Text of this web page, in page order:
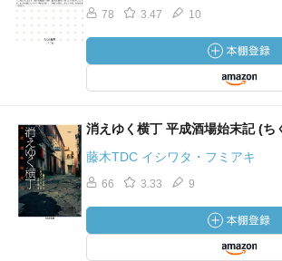
78 3.47 10
消えゆく横丁 平成酒場始末記 (ち
藤木TDC イシワタ・フミアキ
66 3.33 9